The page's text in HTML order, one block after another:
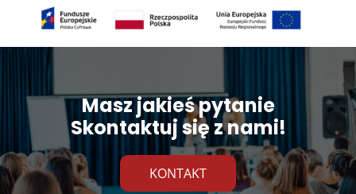
Masz jakieś pytanie
Skontaktuj się z nami!
KONTAKT